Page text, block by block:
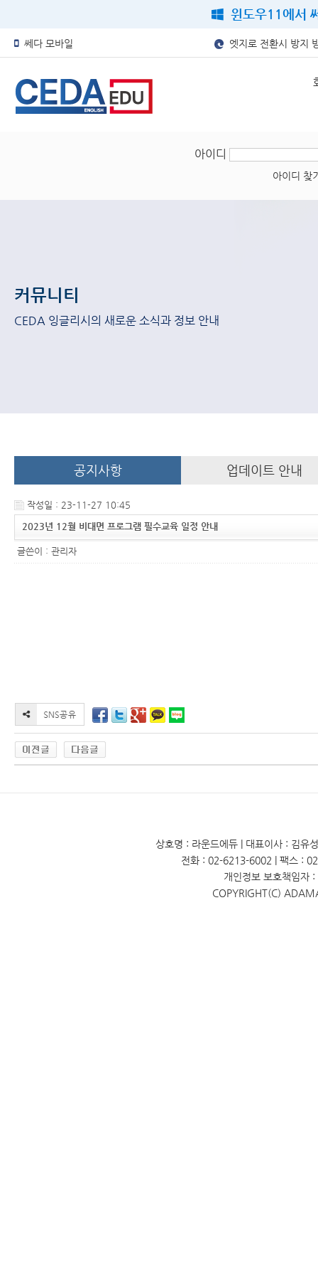
윈도우11에서
쎄다 모바일 엣지로 전환시 방지
아이디
아이디 찾
커뮤니티
CEDA 잉글리시의 새로운 소식과 정보 안내
공지사항 업데이트 안내
작성일 : 23-11-27 10:45
2023년 12월 비대면 프로그램 필수교육 일정 안내
글쓴이 : 관리자
상호명 : 라운드에듀 | 대표이사 : 김유
전화 : 02-6213-6002 | 팩스 :
개인정보 보호책임자
COPYRIGHT(C)